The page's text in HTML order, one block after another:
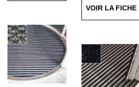
VOIR LA FICHE